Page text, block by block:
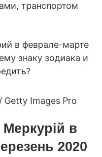
транспортом
Getty Images Pro
в
2020